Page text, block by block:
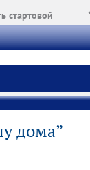
стартовой
дома”